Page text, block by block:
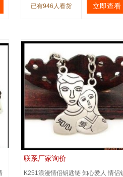
已有946人看货 立即查看
联系厂家询价
K251浪漫情侣钥匙链 知心爱人 情侣